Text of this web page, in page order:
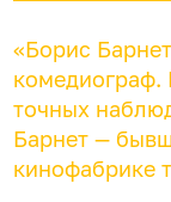
«Борис
комедиограф.
точных
Барнет —
кинофабрике